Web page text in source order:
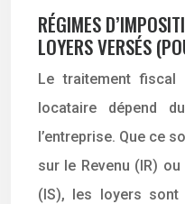
RÉGIMES
LOYERS VERSÉS
Le traitement
locataire dépend
l’entreprise. Que ce
sur le Revenu (IR)
(IS), les loyers sont